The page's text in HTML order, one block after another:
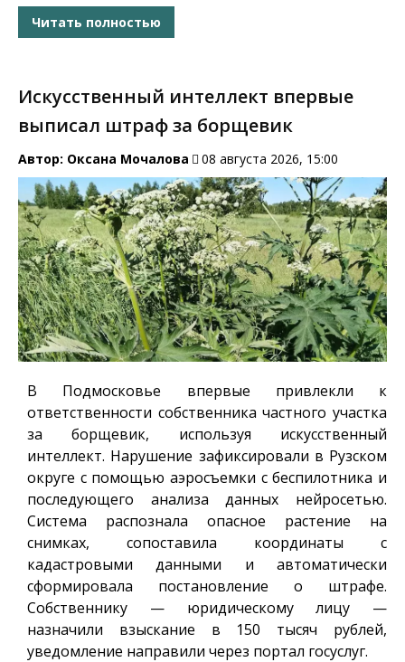
Читать полностью
Искусственный интеллект впервые
выписал штраф за борщевик
Автор: Оксана Мочалова 08 августа 2026, 15:00
В Подмосковье впервые привлекли к
ответственности собственника частного участка
за борщевик, используя искусственный
интеллект. Нарушение зафиксировали в Рузском
округе с помощью аэросъемки с беспилотника и
последующего анализа данных нейросетью.
Система распознала опасное растение на
снимках, сопоставила координаты с
кадастровыми данными и автоматически
сформировала постановление о штрафе.
Собственнику — юридическому лицу —
назначили взыскание в 150 тысяч рублей,
уведомление направили через портал госуслуг.